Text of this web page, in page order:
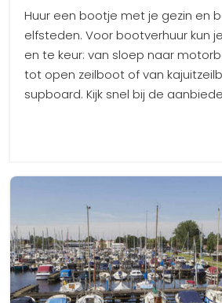
Huur een bootje met je gezin en
elfsteden. Voor bootverhuur kun
en te keur: van sloep naar
tot open zeilboot of van
supboard. Kijk snel bij de